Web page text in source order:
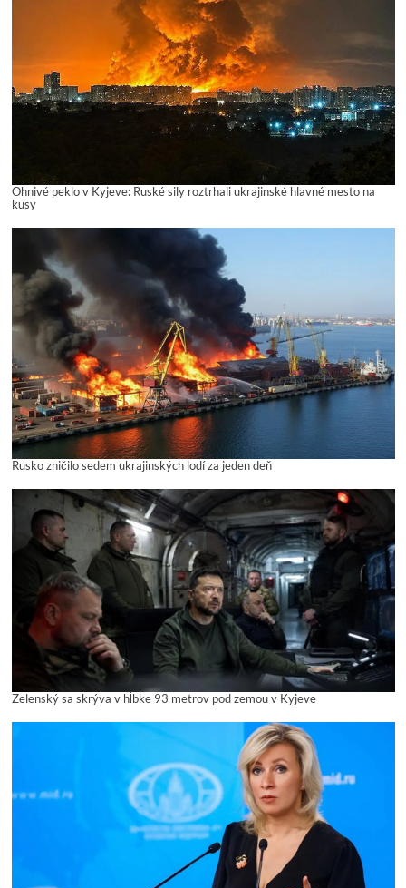
Ohnivé peklo v Kyjeve: Ruské sily roztrhali ukrajinské hlavné mesto na
kusy
Rusko zničilo sedem ukrajinských lodí za jeden deň
Zelenský sa skrýva v hĺbke 93 metrov pod zemou v Kyjeve